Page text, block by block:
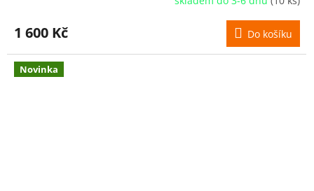
1 600 Kč Do košíku
Novinka